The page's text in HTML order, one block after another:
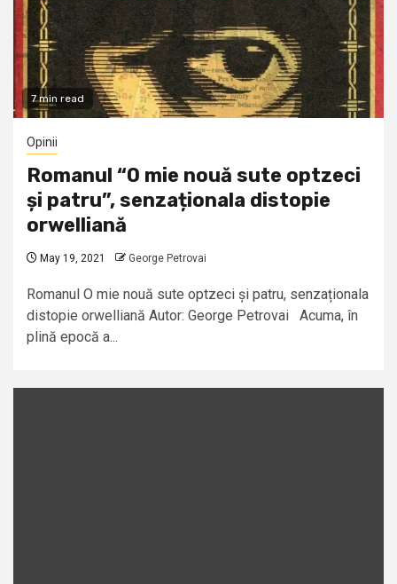
7 min read
Opinii
Romanul “O mie nouă sute optzeci
și patru”, senzaționala distopie
orwelliană
May 19, 2021 George Petrovai
Romanul O mie nouă sute optzeci și patru, senzaționala
distopie orwelliană Autor: George Petrovai Acuma, în
plină epocă a...